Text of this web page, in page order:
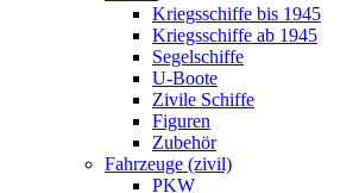
Kriegsschiffe bis 1945
Kriegsschiffe ab 1945
Segelschiffe
U-Boote
Zivile Schiffe
Figuren
Zubehör
Fahrzeuge (zivil)
PKW